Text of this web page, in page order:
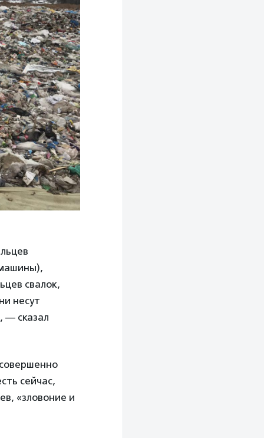
свалок,
несут
— сказал
сейчас,
«зловоние и